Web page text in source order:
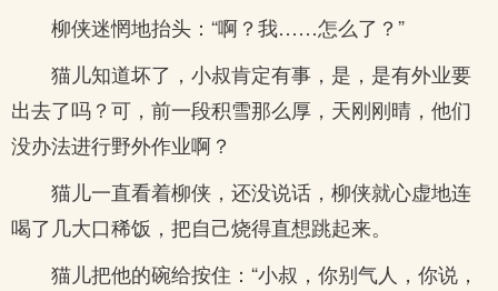
柳侠迷惘地抬头：“啊？我……怎么了？”
猫儿知道坏了，小叔肯定有事，是，是有外业要
出去了吗？可，前一段积雪那么厚，天刚刚晴，他们
没办法进行野外作业啊？
猫儿一直看着柳侠，还没说话，柳侠就心虚地连
喝了几大口稀饭，把自己烧得直想跳起来。
猫儿把他的碗给按住：“小叔，你别气人，你说，